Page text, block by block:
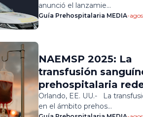
anunció el lanzamie…
Guía Prehospitalaria MEDIA-
NAEMSP 2025: La
transfusión
prehospitalaria
atención al trauma
Orlando, EE. UU.- La
en el ámbito prehos…